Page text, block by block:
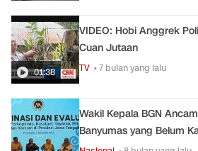
01:38
VIDEO: Hobi Anggrek
Cuan Jutaan
TV • 7 bulan yang lalu
Wakil Kepala BGN
Banyumas yang Belum